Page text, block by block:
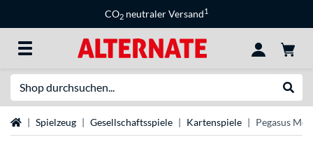
CO2 neutraler Versand1
StartseiteSpielzeug Gesellschaftsspiele Kartenspiele Pegasus